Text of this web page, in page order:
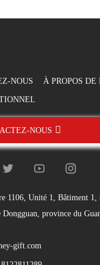
NOUS À PROPOS DE
NOUS
1106, Unité 1, Bâtiment
province du
gift.com